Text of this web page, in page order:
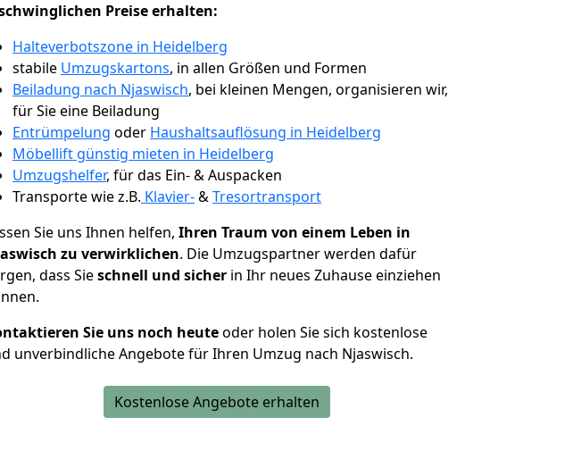
Preise erhalten:
Halteverbotszone in Heidelberg
stabile Umzugskartons, in allen Größen und Formen
Beiladung nach Njaswisch, bei kleinen Mengen, organisieren wir,
für Sie eine Beiladung
Entrümpelung oder Haushaltsauflösung in Heidelberg
Möbellift günstig mieten in Heidelberg
Umzugshelfer, für das Ein- & Auspacken
Transporte wie z.B. Klavier-&Tresortransport
Sie uns Ihnen helfen, Ihren Traum von einem Leben in
zu verwirklichen. Die Umzugspartner werden dafür
dass Sieschnell und sicher in Ihr neues Zuhause einziehen
Sie uns noch heuteoder holen Sie sich kostenlose
unverbindliche Angebote für Ihren Umzug nach Njaswisch.
Kostenlose Angebote erhalten